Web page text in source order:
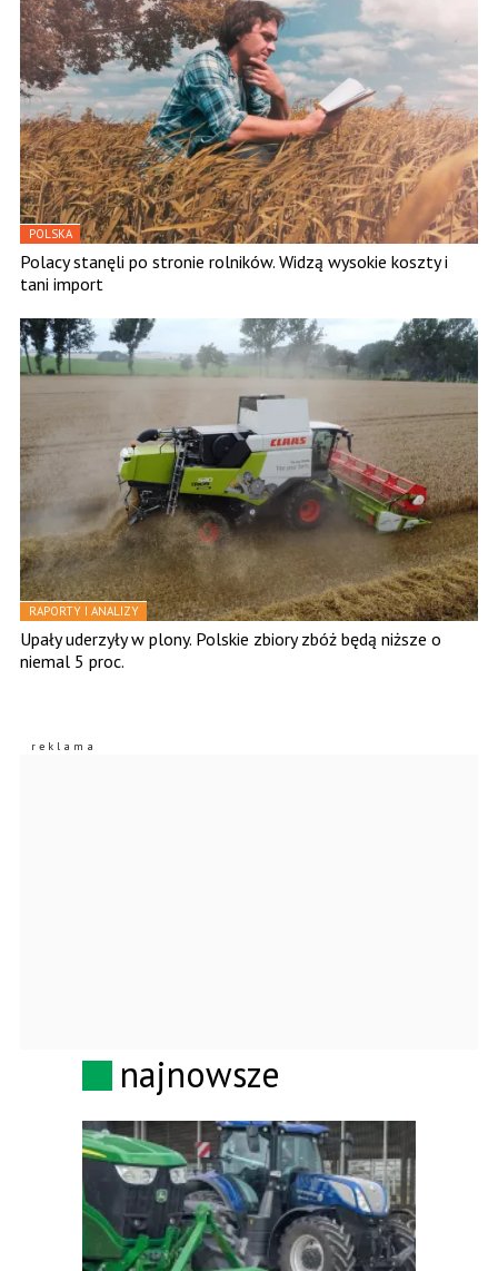
POLSKA
Polacy stanęli po stronie rolników. Widzą wysokie koszty i
tani import
RAPORTY I ANALIZY
Upały uderzyły w plony. Polskie zbiory zbóż będą niższe o
niemal 5 proc.
najnowsze